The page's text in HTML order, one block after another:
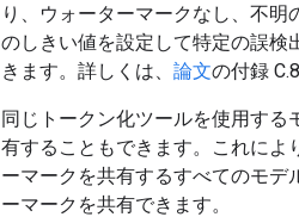
り、ウォーターマークなし、不
のしきい値を設定して特定の誤検
きます。詳しくは、 論文の付録
同じトークン化ツールを使用す
有することもできます。これによ
ーマークを共有するすべてのモデ
ーマークを共有できます。